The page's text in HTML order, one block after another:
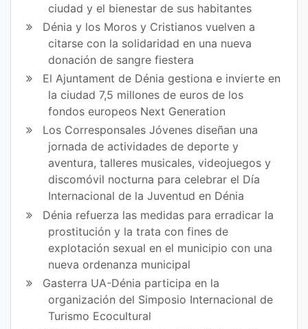
ciudad y el bienestar de sus habitantes
Dénia y los Moros y Cristianos vuelven a
citarse con la solidaridad en una nueva
donación de sangre fiestera
El Ajuntament de Dénia gestiona e invierte en
la ciudad 7,5 millones de euros de los
fondos europeos Next Generation
Los Corresponsales Jóvenes diseñan una
jornada de actividades de deporte y
aventura, talleres musicales, videojuegos y
discomóvil nocturna para celebrar el Día
Internacional de la Juventud en Dénia
Dénia refuerza las medidas para erradicar la
prostitución y la trata con fines de
explotación sexual en el municipio con una
nueva ordenanza municipal
Gasterra UA-Dénia participa en la
organización del Simposio Internacional de
Turismo Ecocultural